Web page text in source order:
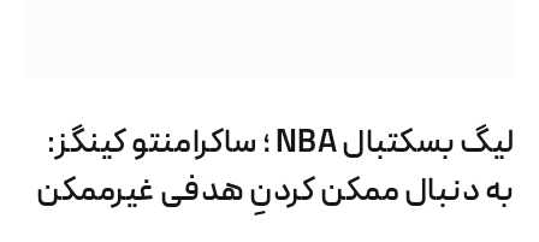
لیگ بسکتبال NBA ؛ ساکرامنتو کینگز:
به دنبال ممکن کردنِ هدفی غیرممکن